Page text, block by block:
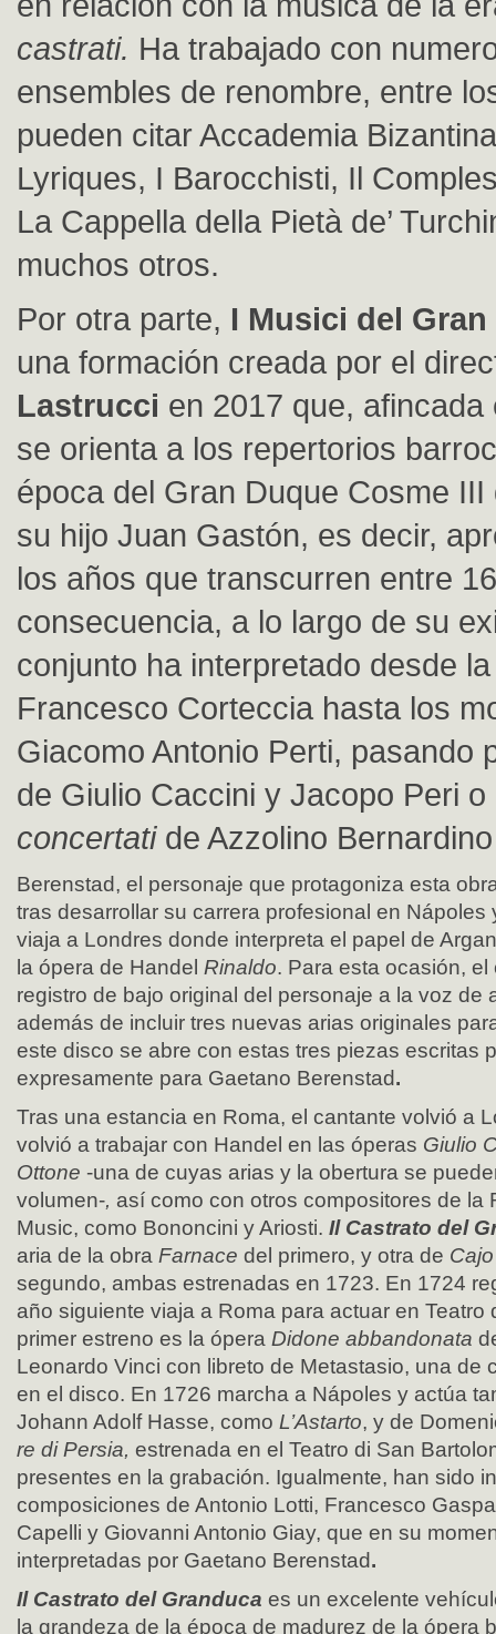
castrati. Ha trabajado con
ensembles de renombre, entre
pueden citar Accademia
Lyriques, I Barocchisti, Il
La Cappella della Pietà de’
muchos otros.
Por otra parte, I Musici del
una formación creada por el
Lastrucci en 2017 que, afincada
se orienta a los repertorios
época del Gran Duque Cosme
su hijo Juan Gastón, es decir,
los años que transcurren entre
consecuencia, a lo largo de su
conjunto ha interpretado desde
Francesco Corteccia hasta los
Giacomo Antonio Perti, pasando
de Giulio Caccini y Jacopo Peri
concertatide Azzolino
Berenstad, el personaje que protagoniza esta
tras desarrollar su carrera profesional en Nápoles
viaja a Londres donde interpreta el papel de
la ópera de Handel Rinaldo. Para esta ocasión,
registro de bajo original del personaje a la voz de
además de incluir tres nuevas arias originales
este disco se abre con estas tres piezas escritas
expresamente para Gaetano Berenstad.
Tras una estancia en Roma, el cantante volvió a
volvió a trabajar con Handel en las óperas Giulio
Ottone -una de cuyas arias y la obertura se
volumen-, así como con otros compositores de la
Music, como Bononcini y Ariosti. Il Castrato del
aria de la obra Farnace del primero, y otra de
segundo, ambas estrenadas en 1723. En 1724
año siguiente viaja a Roma para actuar en Teatro
primer estreno es la ópera Didone abbandonata
Leonardo Vinci con libreto de Metastasio, una de
en el disco. En 1726 marcha a Nápoles y actúa
Johann Adolf Hasse, como L’Astarto, y de
re di Persia, estrenada en el Teatro di San
presentes en la grabación. Igualmente, han sido
composiciones de Antonio Lotti, Francesco
Capelli y Giovanni Antonio Giay, que en su
interpretadas por Gaetano Berenstad.
Il Castrato del Granduca es un excelente
la grandeza de la época de madurez de la ópera